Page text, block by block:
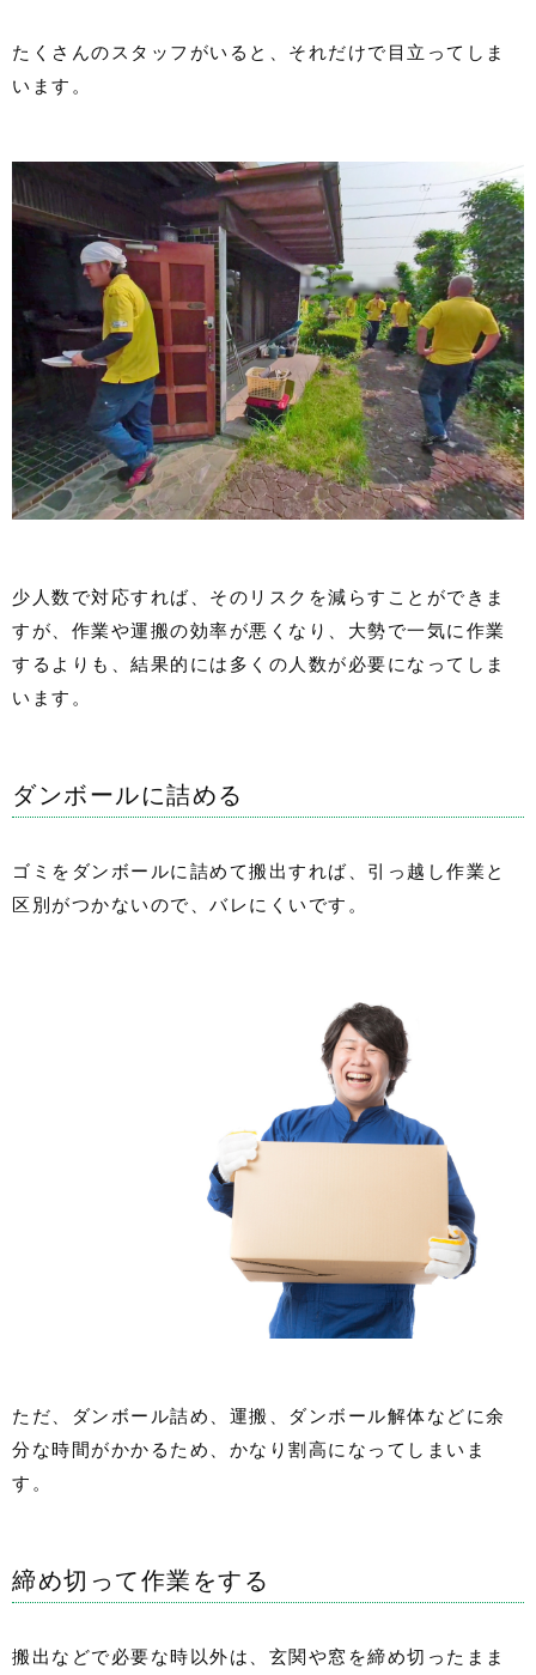
たくさんのスタッフがいると、それだけで目立ってしま
います。
少人数で対応すれば、そのリスクを減らすことができま
すが、作業や運搬の効率が悪くなり、大勢で一気に作業
するよりも、結果的には多くの人数が必要になってしま
います。
ダンボールに詰める
ゴミをダンボールに詰めて搬出すれば、引っ越し作業と
区別がつかないので、バレにくいです。
ただ、ダンボール詰め、運搬、ダンボール解体などに余
分な時間がかかるため、かなり割高になってしまいま
す。
締め切って作業をする
搬出などで必要な時以外は、玄関や窓を締め切ったまま